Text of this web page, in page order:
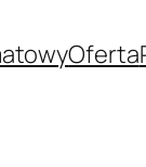
Oferta